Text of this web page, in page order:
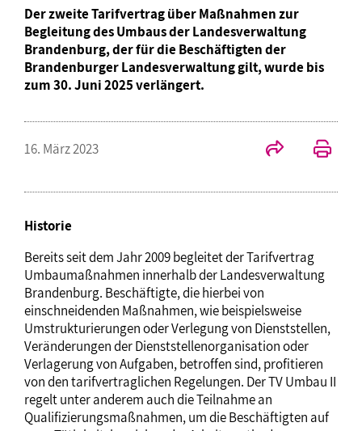
Der zweite Tarifvertrag über Maßnahmen zur
Begleitung des Umbaus der Landesverwaltung
Brandenburg, der für die Beschäftigten der
Brandenburger Landesverwaltung gilt, wurde bis
zum 30. Juni 2025 verlängert.
16. März 2023
Historie
Bereits seit dem Jahr 2009 begleitet der Tarifvertrag
Umbaumaßnahmen innerhalb der Landesverwaltung
Brandenburg. Beschäftigte, die hierbei von
einschneidenden Maßnahmen, wie beispielsweise
Umstrukturierungen oder Verlegung von Dienststellen,
Veränderungen der Dienststellenorganisation oder
Verlagerung von Aufgaben, betroffen sind, profitieren
von den tarifvertraglichen Regelungen. Der TV Umbau II
regelt unter anderem auch die Teilnahme an
Qualifizierungsmaßnahmen, um die Beschäftigten auf